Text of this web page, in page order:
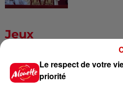
Jeux
Gagnez
festival
Le respect de votre
priorité